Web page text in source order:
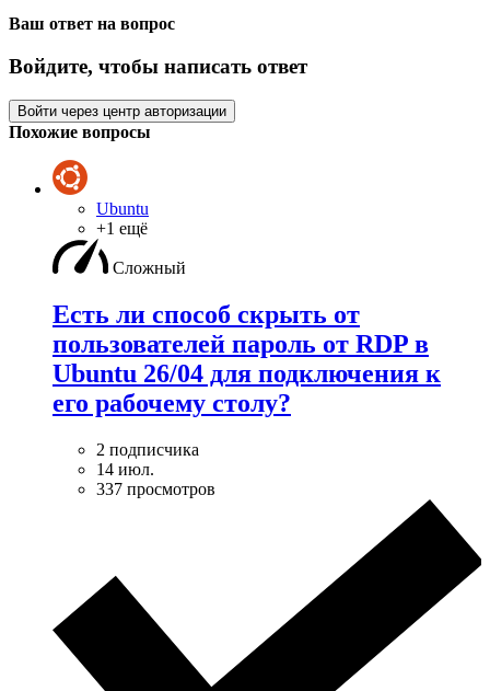
Ваш ответ на вопрос
Войдите, чтобы написать ответ
Войти через центр авторизации
Похожие вопросы
Ubuntu
+1 ещё
Сложный
Есть ли способ скрыть от
пользователей пароль от RDP в
Ubuntu 26/04 для подключения к
его рабочему столу?
2 подписчика
14 июл.
337 просмотров